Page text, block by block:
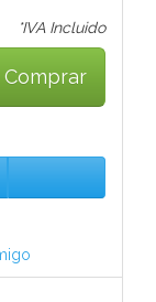
*IVA Incluido
Comprar